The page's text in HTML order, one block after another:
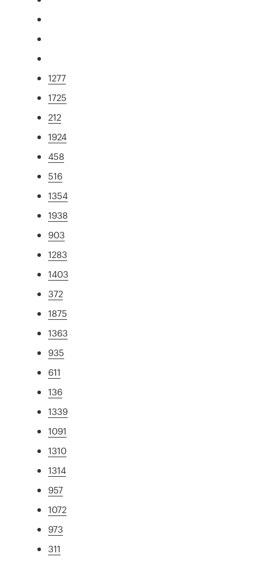
1277
1725
212
1924
458
516
1354
1938
903
1283
1403
372
1875
1363
935
611
136
1339
1091
1310
1314
957
1072
973
311